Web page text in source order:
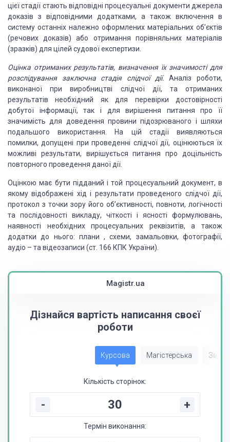
цієї стадії стають відповідні процесуальні документи джерела
доказів з відповідними додатками, а також включення в
систему останніх належно оформлених матеріальних об’єктів
(речових доказів) або отримання порівняльних матеріалів
(зразків) для цілей судової експертизи.
Оцінка отриманих результатів, визначення їх значимості для
розслідування заключна стадія слідчої дії.Аналіз роботи,
виконаної при виробництві слідчої дії, та отриманих
результатів необхідний як для перевірки достовірності
добутої інформації, так і для вирішення питання про її
значимість для доведення провини підозрюваного і шляхи
подальшого використання. На цій стадіївиявляються
помилки, допущені при проведенні слідчої дії, оцінюються їх
можливі результати, вирішується питання про доцільність
повторного проведення даної дії.
Оцінкою має бути підданий і той процесуальний документ, в
якому відображені хід і результати проведеного слідчоїдії,
протокол з точки зору його об’єктивності, повноти, логічності
та послідовності викладу, чіткості і ясності формулювань,
наявності необхідних процесуальних реквізитів, а також
додатки до нього: плани , схеми, замальовки, фотографії,
аудіо – та відеозаписи (ст. 166 КПК України).
Magistr.ua
Дізнайся вартість написання своєї
роботи
Курсова Магістерська Звіт
Кількість сторінок:
- +
Термін виконання: